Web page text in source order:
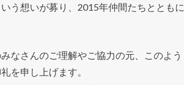
う想いが募り、2015年仲間たちとともに
なさんのご理解やご協力の元、このよう
を申し上げます。